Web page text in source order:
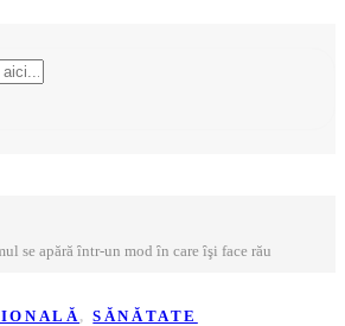
se apără ȋntr-un mod ȋn care ȋşi face rău
,SĂNĂTATE